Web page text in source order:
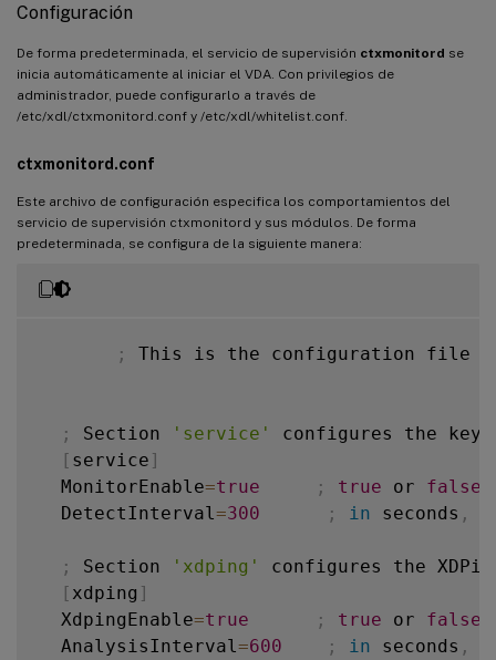
Configuración
De forma predeterminada, el servicio de supervisión ctxmonitord se
inicia automáticamente al iniciar el VDA. Con privilegios de
administrador, puede configurarlo a través de
/etc/xdl/ctxmonitord.conf y /etc/xdl/whitelist.conf.
ctxmonitord.conf
Este archivo de configuración especifica los comportamientos del
servicio de supervisión ctxmonitord y sus módulos. De forma
predeterminada, se configura de la siguiente manera:
; This is the configuration file
; Section 'service'
configures the key
[ service ]
  MonitorEnable
=true ; true or false
  DetectInterval
=300 ; in seconds ,
; Section 'xdping'
configures the
[ xdping ]
  XdpingEnable
=true ; true or false
  AnalysisInterval
=600 ; in seconds ,